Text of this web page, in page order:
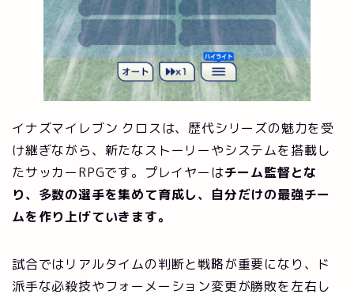
イナズマイレブン クロスは、歴代シリーズの魅力を受
け継ぎながら、新たなストーリーやシステムを搭載し
たサッカーRPGです。プレイヤーはチーム監督とな
り、多数の選手を集めて育成し、自分だけの最強チー
ムを作り上げていきます。
試合ではリアルタイムの判断と戦略が重要になり、ド
派手な必殺技やフォーメーション変更が勝敗を左右し